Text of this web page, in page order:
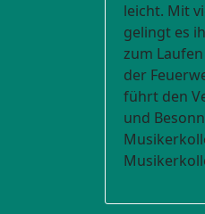
leicht. Mit
gelingt es
zum
der
führt den
und